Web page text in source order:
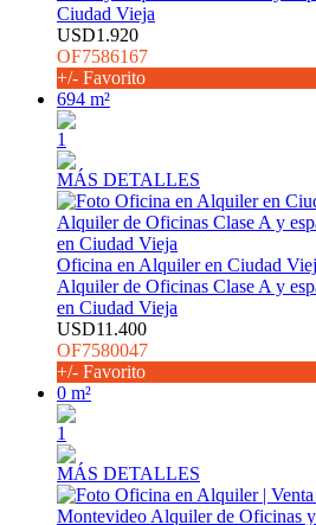
Ciudad Vieja
USD1.920
OF7586167
+/- Favorito
694 m²
1
MÁS DETALLES
Oficina en Alquiler en Ciudad
Alquiler de Oficinas Clase A y
en Ciudad Vieja
USD11.400
OF7580047
+/- Favorito
0 m²
1
MÁS DETALLES